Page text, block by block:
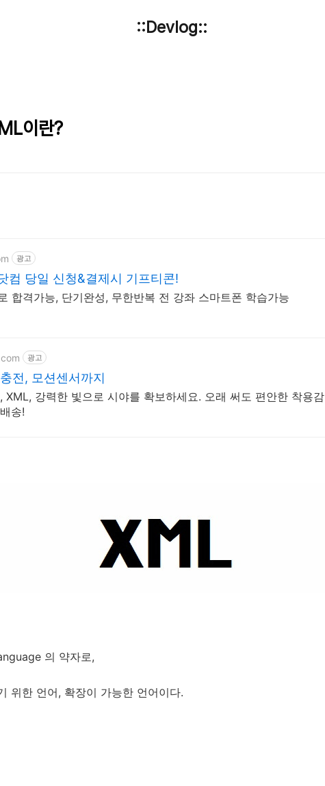
::Devlog::
이란?
광고
컴 당일 신청&결제시 기프티콘!
합격가능, 단기완성, 무한반복 전 강좌 스마트폰 학습가능
광고
전, 모션센서까지
XML, 강력한 빛으로 시야를 확보하세요. 오래 써도 편안한 착용
송!
의 약자로,
위한 언어, 확장이 가능한 언어이다.